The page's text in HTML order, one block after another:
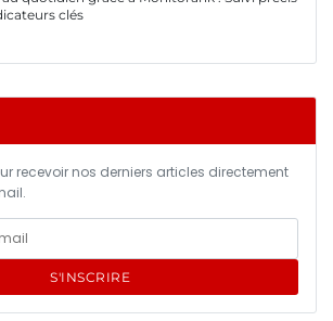
clés
recevoir nos derniers articles directement
S'INSCRIRE